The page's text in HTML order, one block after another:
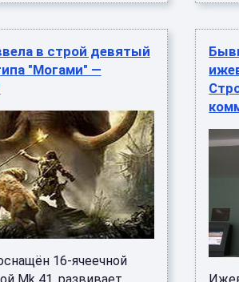
в строй девятый
"Могами" —
16-ячеечной